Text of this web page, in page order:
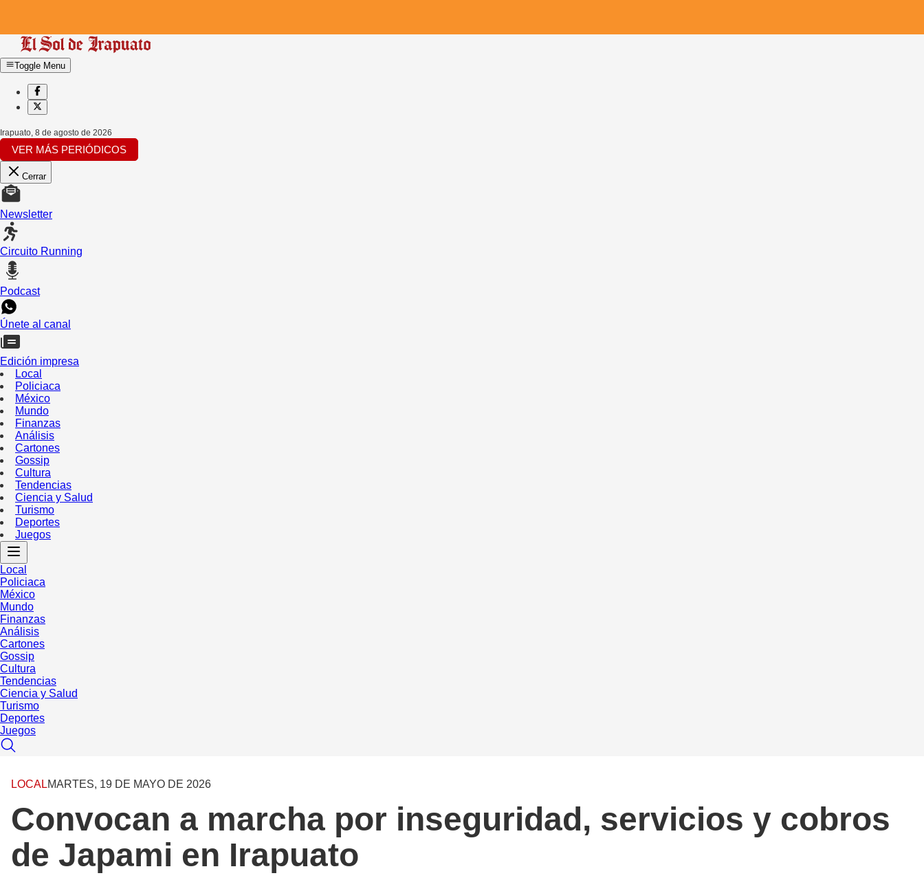
Toggle Menu
Irapuato, 8 de agosto de 2026
VER MÁS PERIÓDICOS
Cerrar
Newsletter
Circuito Running
Podcast
Únete al canal
Edición impresa
Local
Policiaca
México
Mundo
Finanzas
Análisis
Cartones
Gossip
Cultura
Tendencias
Ciencia y Salud
Turismo
Deportes
Juegos
Local
Policiaca
México
Mundo
Finanzas
Análisis
Cartones
Gossip
Cultura
Tendencias
Ciencia y Salud
Turismo
Deportes
Juegos
LOCALMARTES, 19 DE MAYO DE 2026
Convocan a marcha por inseguridad, servicios y cobros
de Japami en Irapuato